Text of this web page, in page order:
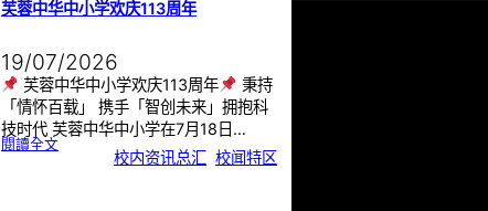
．
长
荣
书
画
展
开
幕
芙蓉中华中小学欢庆113周年
19/07/2026
芙蓉中华中小学欢庆113周年
秉持
「情怀百载」 携手「智创未来」拥抱科
技时代 芙蓉中华中小学在7月18日…
閱讀全文:芙 校内资讯总汇 校闻特区